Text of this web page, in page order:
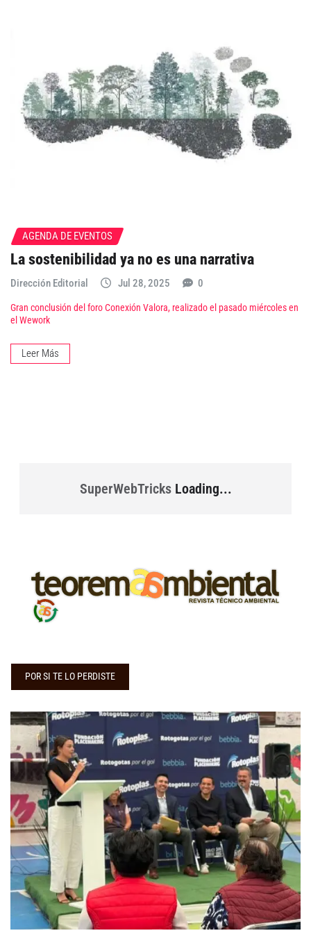
AGENDA DE EVENTOS
La sostenibilidad ya no es una narrativa
Dirección Editorial Jul 28, 2025 0
Gran conclusión del foro Conexión Valora, realizado el pasado miércoles en
el Wework
Leer Más
SuperWebTricksLoading...
POR SI TE LO PERDISTE